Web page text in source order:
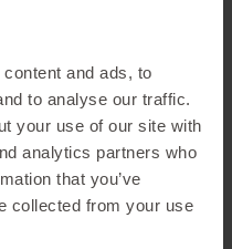
and ads, to
to analyse our traffic.
your use of our site with
analytics partners who
that you’ve
collected from your use
über die bei